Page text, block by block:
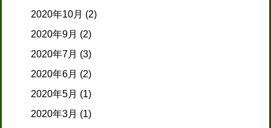
2020年10月 (2)
2020年9月 (2)
2020年7月 (3)
2020年6月 (2)
2020年5月 (1)
2020年3月 (1)